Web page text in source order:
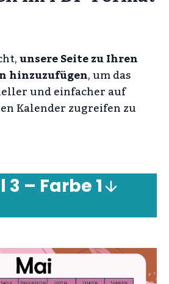
unsere Seite zu Ihren
hinzuzufügen, um das
und einfacher auf
Kalender zugreifen zu
3 – Farbe 1